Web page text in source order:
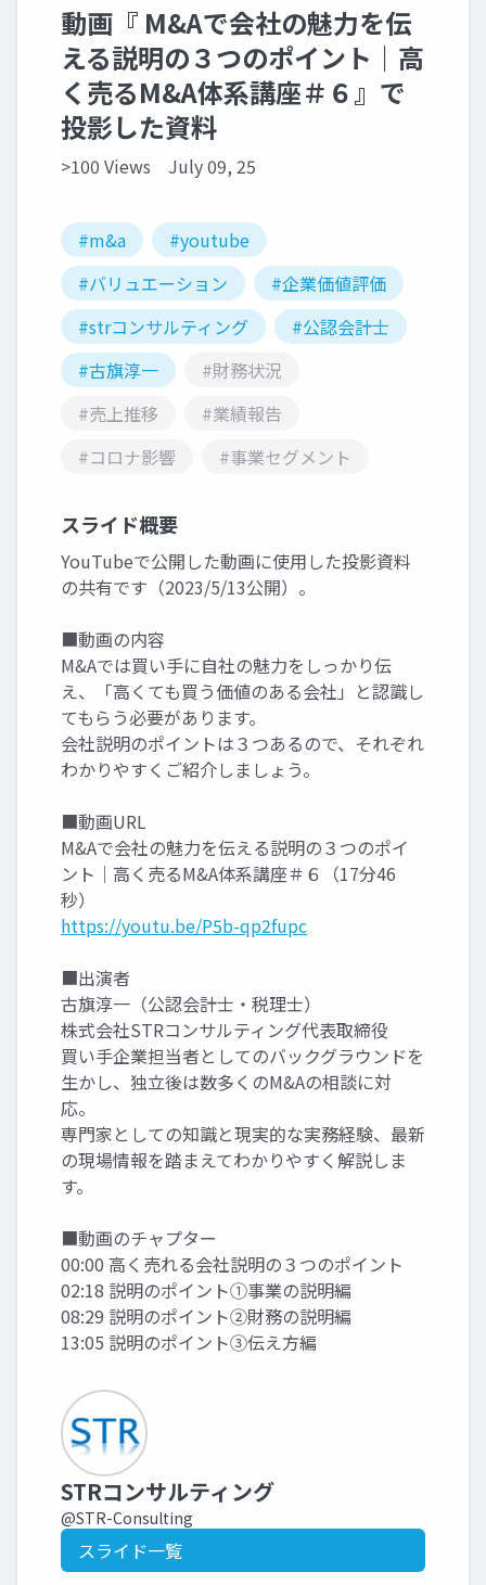
動画『 M&Aで会社の魅力を伝
える説明の３つのポイント｜高
く売るM&A体系講座＃６』で
投影した資料
>100 Views July 09, 25
#m&a
#youtube
#バリュエーション
#企業価値評価
#strコンサルティング
#公認会計士
#古旗淳一
#財務状況
#売上推移
#業績報告
#コロナ影響
#事業セグメント
スライド概要
YouTubeで公開した動画に使用した投影資料
の共有です（2023/5/13公開）。
■動画の内容
M&Aでは買い手に自社の魅力をしっかり伝
え、「高くても買う価値のある会社」と認識し
てもらう必要があります。
会社説明のポイントは３つあるので、それぞれ
わかりやすくご紹介しましょう。
■動画URL
M&Aで会社の魅力を伝える説明の３つのポイ
ント｜高く売るM&A体系講座＃６（17分46
秒）
https://youtu.be/P5b-qp2fupc
■出演者
古旗淳一（公認会計士・税理士）
株式会社STRコンサルティング代表取締役
買い手企業担当者としてのバックグラウンドを
生かし、独立後は数多くのM&Aの相談に対
応。
専門家としての知識と現実的な実務経験、最新
の現場情報を踏まえてわかりやすく解説しま
す。
■動画のチャプター
00:00 高く売れる会社説明の３つのポイント
02:18 説明のポイント①事業の説明編
08:29 説明のポイント②財務の説明編
13:05 説明のポイント③伝え方編
STRコンサルティング
@STR-Consulting
スライド一覧